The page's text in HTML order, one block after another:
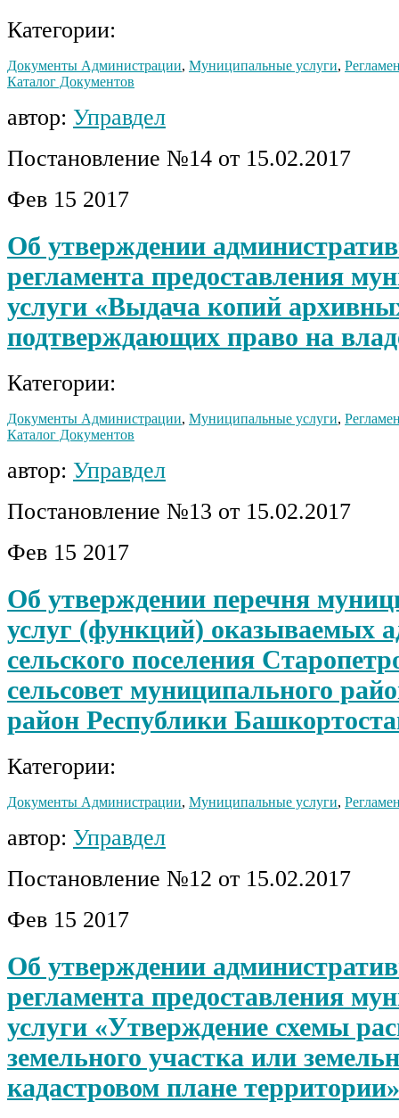
Категории:
Документы Администрации, Муниципальные услуги,
Каталог Документов
автор: Управдел
Постановление №14 от 15.02.2017
Фев 15 2017
Об утверждении
регламента предоставления
услуги «Выдача копий
подтверждающих право на
Категории:
Документы Администрации, Муниципальные услуги,
Каталог Документов
автор: Управдел
Постановление №13 от 15.02.2017
Фев 15 2017
Об утверждении перечня
услуг (функций) оказываемых
сельского поселения
сельсовет муниципального
район Республики
Категории:
Документы Администрации, Муниципальные услуги,
автор: Управдел
Постановление №12 от 15.02.2017
Фев 15 2017
Об утверждении
регламента предоставления
услуги «Утверждение схемы
земельного участка или
кадастровом плане территории»